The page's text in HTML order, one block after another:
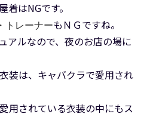
着はNGです。
トレーナーもＮＧですね。
アルなので、夜のお店の場に
装は、キャバクラで愛用され
用されている衣装の中にもス